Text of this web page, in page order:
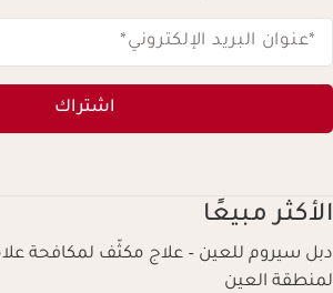
*عنوان البريد الإلكتروني*
اشتراك
الأكثر مبيعًا
دبل سيروم للعين – علاج مكثّف لمكافحة
لمنطقة العين